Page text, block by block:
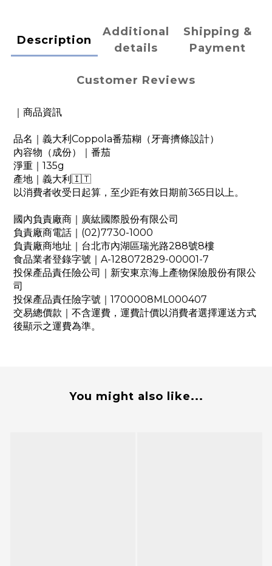
Description
Additional
details
Shipping &
Payment
Customer Reviews
｜商品資訊
品名｜義大利Coppola番茄糊（牙膏擠條設計）
內容物（成份）｜番茄
淨重｜135g
產地｜義大利🇮🇹
以消費者收受日起算，至少距有效日期前365日以上。
國內負責廠商｜廣紘國際股份有限公司
負責廠商電話｜(02)7730-1000
負責廠商地址｜台北市內湖區瑞光路288號8樓
食品業者登錄字號｜A-128072829-00001-7
投保產品責任險公司｜新安東京海上產物保險股份有限公
司
投保產品責任險字號｜1700008ML000407
交易總價款｜不含運費，運費計價以消費者選擇運送方式
後顯示之運費為準。
You might also like...